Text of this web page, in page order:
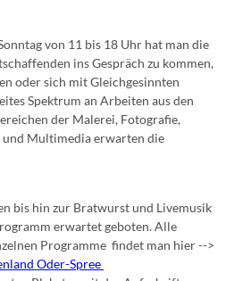
von 11 bis 18 Uhr hat man die
ins Gespräch zu kommen,
oder sich mit Gleichgesinnten
Spektrum an Arbeiten aus den
der Malerei, Fotografie,
Multimedia erwarten die
bis hin zur Bratwurst und Livemusik
erwartet geboten. Alle
Programme findet man hier -->
Oder-Spree